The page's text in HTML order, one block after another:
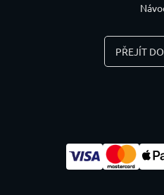
PŘEJÍT